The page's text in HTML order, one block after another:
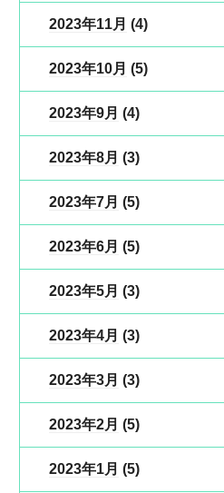
2023年11月 (4)
2023年10月 (5)
2023年9月 (4)
2023年8月 (3)
2023年7月 (5)
2023年6月 (5)
2023年5月 (3)
2023年4月 (3)
2023年3月 (3)
2023年2月 (5)
2023年1月 (5)